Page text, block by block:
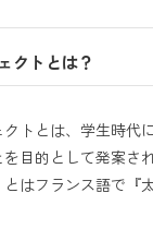
クトとは？
トとは、学生時代
を目的として発案さ
はフランス語で『